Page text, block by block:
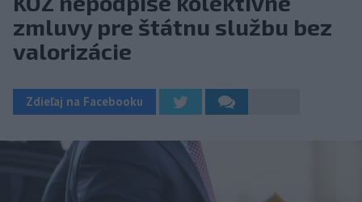
zmluvy pre štátnu službu bez
valorizácie
Zdieľaj na Facebooku